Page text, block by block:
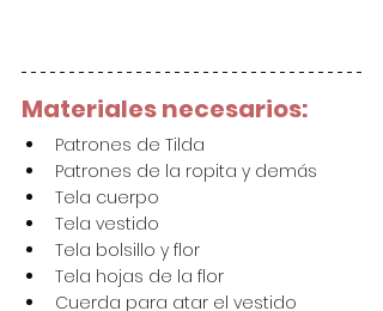
Materiales necesarios:
Patrones de Tilda
Patrones de la ropita y demás
Tela cuerpo
Tela vestido
Tela bolsillo y flor
Tela hojas de la flor
Cuerda para atar el vestido